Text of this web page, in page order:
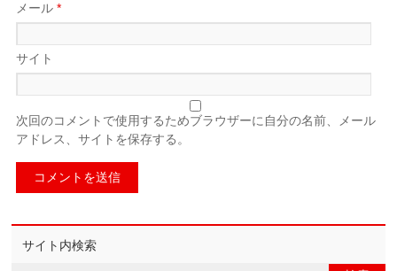
メール*
サイト
次回のコメントで使用するためブラウザーに自分の名前、メール
アドレス、サイトを保存する。
サイト内検索